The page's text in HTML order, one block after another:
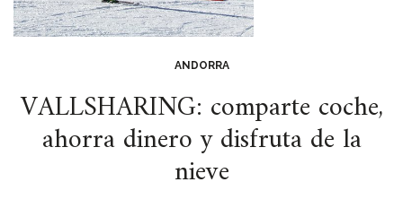
ANDORRA
VALLSHARING: comparte coche,
ahorra dinero y disfruta de la
nieve